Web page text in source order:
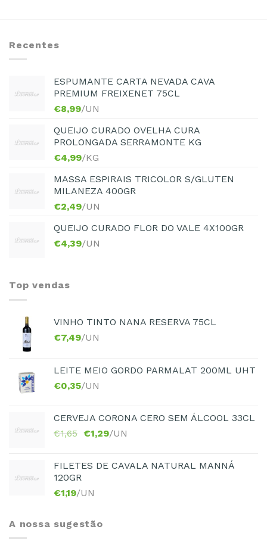
Recentes
ESPUMANTE CARTA NEVADA CAVA
PREMIUM FREIXENET 75CL
€8,99/UN
QUEIJO CURADO OVELHA CURA
PROLONGADA SERRAMONTE KG
€4,99/KG
MASSA ESPIRAIS TRICOLOR S/GLUTEN
MILANEZA 400GR
€2,49/UN
QUEIJO CURADO FLOR DO VALE 4X100GR
€4,39/UN
Top vendas
VINHO TINTO NANA RESERVA 75CL
€7,49/UN
LEITE MEIO GORDO PARMALAT 200ML UHT
€0,35/UN
CERVEJA CORONA CERO SEM ÁLCOOL 33CL
€1,65 €1,29/UN
FILETES DE CAVALA NATURAL MANNÁ
120GR
€1,19/UN
A nossa sugestão